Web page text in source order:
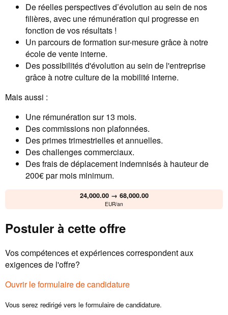
De réelles perspectives d’évolution au sein de nos
filières, avec une rémunération qui progresse en
fonction de vos résultats !
Un parcours de formation sur-mesure grâce à notre
école de vente interne.
Des possibilités d'évolution au sein de l'entreprise
grâce à notre culture de la mobilité interne.
Mais aussi :
Une rémunération sur 13 mois.
Des commissions non plafonnées.
Des primes trimestrielles et annuelles.
Des challenges commerciaux.
Des frais de déplacement indemnisés à hauteur de
200€ par mois minimum.
24,000.00 → 68,000.00
EUR/an
Postuler à cette offre
Vos compétences et expériences correspondent aux
exigences de l'offre?
Ouvrir le formulaire de candidature
Vous serez redirigé vers le formulaire de candidature.